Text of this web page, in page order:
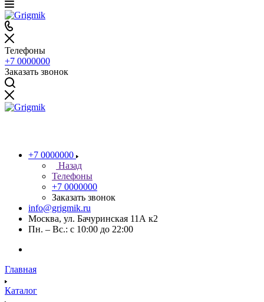
Телефоны
+7 0000000
Заказать звонок
+7 0000000
Назад
Телефоны
+7 0000000
Заказать звонок
info@grigmik.ru
Москва, ул. Бачуринская 11А к2
Пн. – Вс.: с 10:00 до 22:00
Главная
Каталог